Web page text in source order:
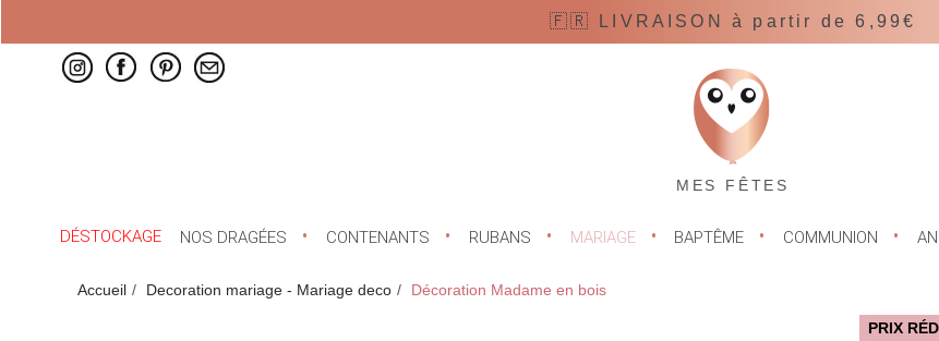
🇫🇷 LIVRAISON à partir de 6,99€
MES FÊTES
DÉSTOCKAGE NOS DRAGÉES CONTENANTS RUBANS MARIAGE BAPTÊME COMMUNION
Accueil Decoration mariage - Mariage deco Décoration Madame en bois
PRIX